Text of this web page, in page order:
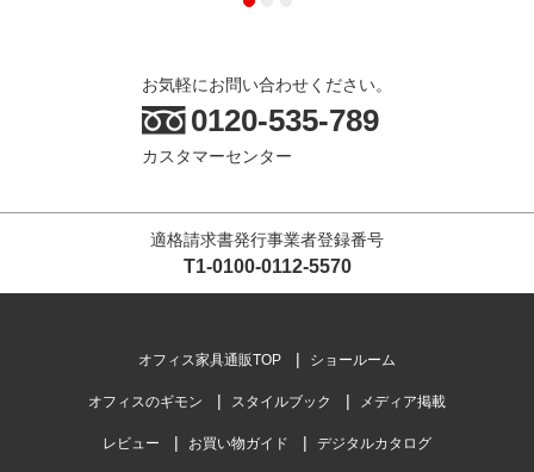
お気軽にお問い合わせください。
0120-535-789
カスタマーセンター
適格請求書発行事業者登録番号
T1-0100-0112-5570
オフィス家具通販TOP ショールーム
オフィスのギモン スタイルブック メディア掲載
レビュー お買い物ガイド デジタルカタログ